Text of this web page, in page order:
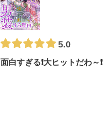
5.0
面白すぎる❗️大ヒットだわ～❗️